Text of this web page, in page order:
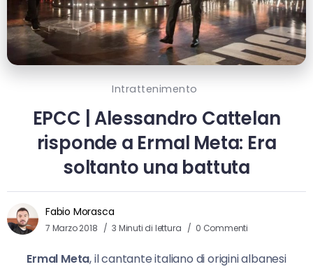
Intrattenimento
EPCC | Alessandro Cattelan
risponde a Ermal Meta: Era
soltanto una battuta
Fabio Morasca
7 Marzo 2018 3 Minuti di lettura 0 Commenti
Ermal Meta, il cantante italiano di origini albanesi